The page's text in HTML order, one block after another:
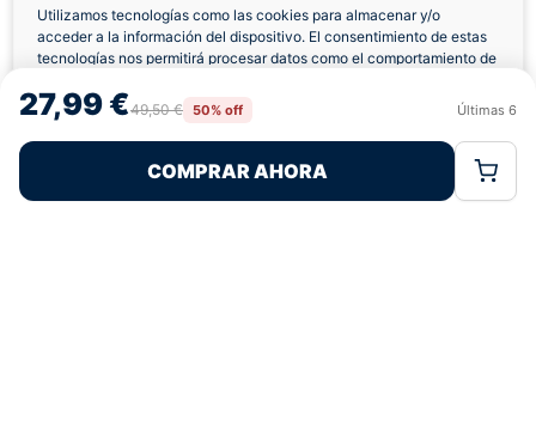
Utilizamos tecnologías como las cookies para almacenar y/o
acceder a la información del dispositivo. El consentimiento de estas
tecnologías nos permitirá procesar datos como el comportamiento de
retirar el consentimiento, puede afectar negativamente a ciertas
características y funciones.
Rechazar
Política de CookiesPolítica de Privacidad
27,99 €49,50 € 50% off Últimas 6
COMPRAR AHORA
★★★★★4,7 basado en 12+ reseñas
verificadas